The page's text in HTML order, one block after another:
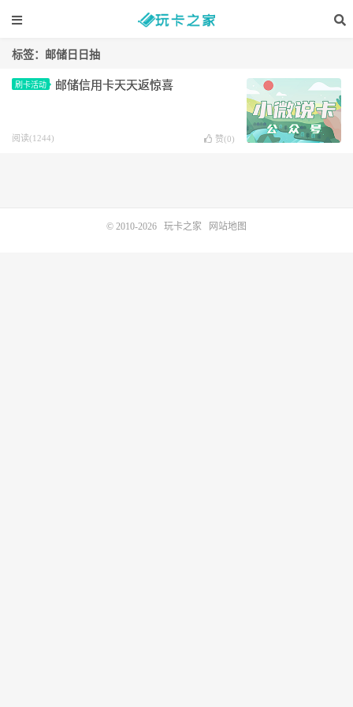
标签：邮储日日抽
刷卡活动 邮储信用卡天天返惊喜
阅读(1244) 赞(0)
© 2010-2026 玩卡之家 网站地图